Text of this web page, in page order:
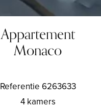
Appartement
Monaco
Referentie 6263633
4 kamers